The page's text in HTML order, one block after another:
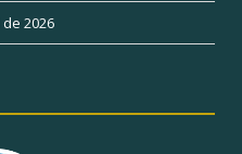
2026